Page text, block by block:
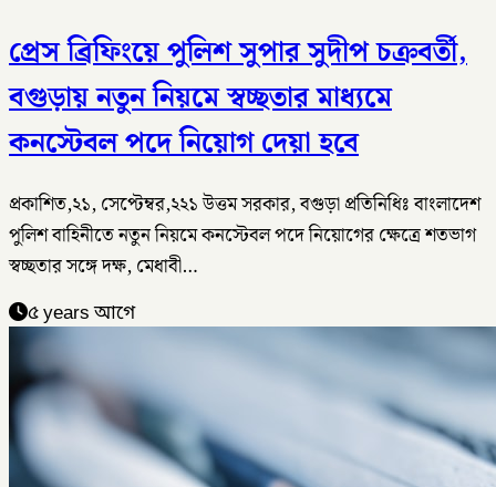
প্রেস ব্রিফিংয়ে পুলিশ সুপার সুদীপ চক্রবর্তী,
বগুড়ায় নতুন নিয়মে স্বচ্ছতার মাধ্যমে
কনস্টেবল পদে নিয়োগ দেয়া হবে
প্রকাশিত,২১, সেপ্টেম্বর,২২১ উত্তম সরকার, বগুড়া প্রতিনিধিঃ বাংলাদেশ
পুলিশ বাহিনীতে নতুন নিয়মে কনস্টেবল পদে নিয়োগের ক্ষেত্রে শতভাগ
স্বচ্ছতার সঙ্গে দক্ষ, মেধাবী…
৫ years আগে